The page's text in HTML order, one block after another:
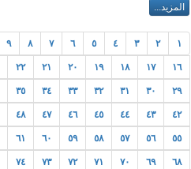
١ ٢ ٣ ٤ ٥ ٦ ٧ ٨ ٩
١٦ ١٧ ١٨ ١٩ ٢٠ ٢١ ٢٢
٢٩ ٣٠ ٣١ ٣٢ ٣٣ ٣٤ ٣٥
٤٢ ٤٣ ٤٤ ٤٥ ٤٦ ٤٧ ٤٨
٥٥ ٥٦ ٥٧ ٥٨ ٥٩ ٦٠ ٦١
٦٨ ٦٩ ٧٠ ٧١ ٧٢ ٧٣ ٧٤